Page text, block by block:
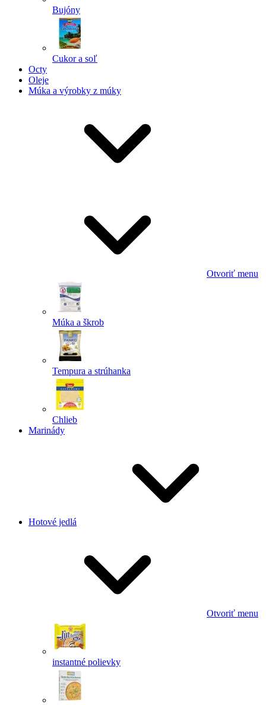
Bujóny
Cukor a soľ
Octy
Oleje
Múka a výrobky z múky
Otvoriť menu
Múka a škrob
Tempura a strúhanka
Chlieb
Marinády
Hotové jedlá
Otvoriť menu
instantné polievky
Powered by chaterimo